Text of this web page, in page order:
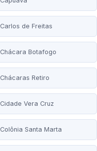
Carlos de Freitas
Chácara Botafogo
Chácaras Retiro
Cidade Vera Cruz
Colônia Santa Marta